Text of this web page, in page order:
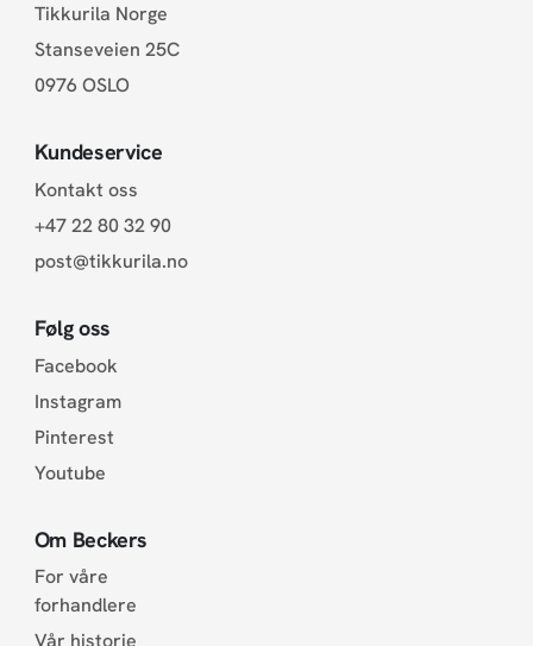
Tikkurila Norge
Stanseveien 25C
0976 OSLO
Kundeservice
Kontakt oss
+47 22 80 32 90
post@tikkurila.no
Følg oss
Facebook
Instagram
Pinterest
Youtube
Om Beckers
For våre
forhandlere
Vår historie